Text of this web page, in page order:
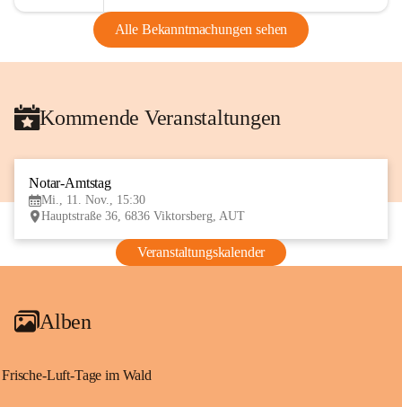
Alle Bekanntmachungen sehen
Kommende Veranstaltungen
Notar-Amtstag
Mi., 11. Nov., 15:30
Hauptstraße 36, 6836 Viktorsberg, AUT
Veranstaltungskalender
Alben
Frische-Luft-Tage im Wald